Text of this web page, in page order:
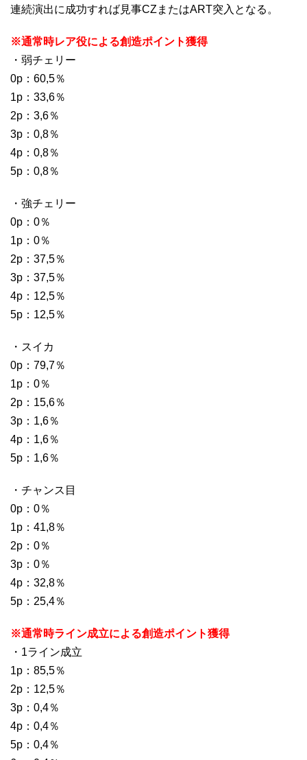
連続演出に成功すれば見事CZまたはART突入となる。
※通常時レア役による創造ポイント獲得
・弱チェリー
0p：60,5％
1p：33,6％
2p：3,6％
3p：0,8％
4p：0,8％
5p：0,8％
・強チェリー
0p：0％
1p：0％
2p：37,5％
3p：37,5％
4p：12,5％
5p：12,5％
・スイカ
0p：79,7％
1p：0％
2p：15,6％
3p：1,6％
4p：1,6％
5p：1,6％
・チャンス目
0p：0％
1p：41,8％
2p：0％
3p：0％
4p：32,8％
5p：25,4％
※通常時ライン成立による創造ポイント獲得
・1ライン成立
1p：85,5％
2p：12,5％
3p：0,4％
4p：0,4％
5p：0,4％